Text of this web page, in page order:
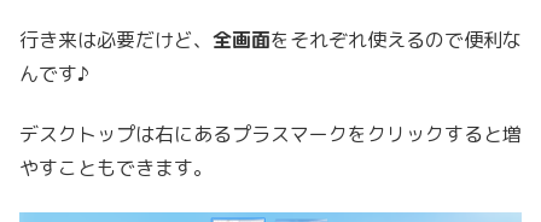
行き来は必要だけど、 全画面をそれぞれ使えるので便利な
んです♪
デスクトップは右にあるプラスマークをクリックすると増
やすこともできます。